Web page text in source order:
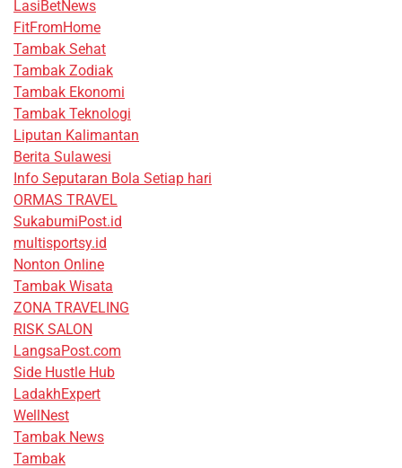
LasiBetNews
FitFromHome
Tambak Sehat
Tambak Zodiak
Tambak Ekonomi
Tambak Teknologi
Liputan Kalimantan
Berita Sulawesi
Info Seputaran Bola Setiap hari
ORMAS TRAVEL
SukabumiPost.id
multisportsy.id
Nonton Online
Tambak Wisata
ZONA TRAVELING
RISK SALON
LangsaPost.com
Side Hustle Hub
LadakhExpert
WellNest
Tambak News
Tambak